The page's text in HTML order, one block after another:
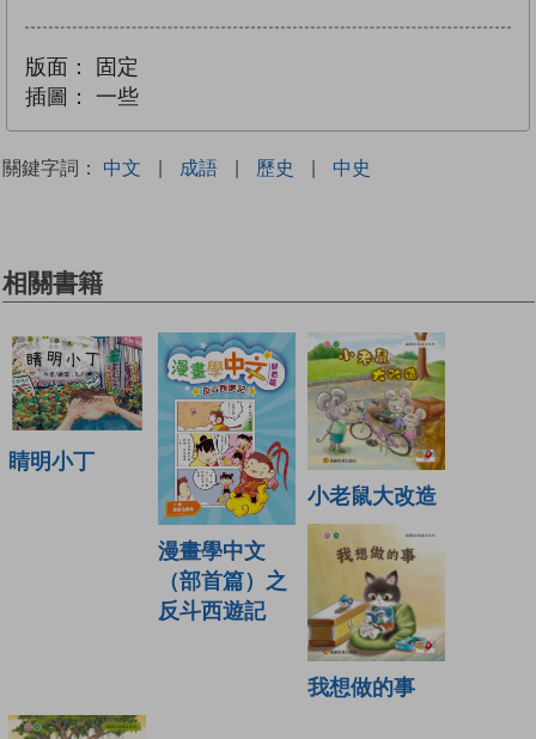
版面：
固定
插圖：
一些
關鍵字詞： 中文 | 成語 | 歷史 | 中史
相關書籍
睛明小丁
漫畫學中文
（部首篇）之
反斗西遊記
小老鼠大改造
我想做的事